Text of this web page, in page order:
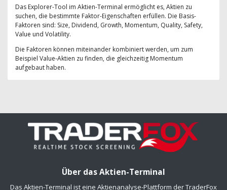
Das Explorer-Tool im Aktien-Terminal ermöglicht es, Aktien zu
suchen, die bestimmte Faktor-Eigenschaften erfüllen. Die Basis-
Faktoren sind: Size, Dividend, Growth, Momentum, Quality, Safety,
Value und Volatility.
Die Faktoren können miteinander kombiniert werden, um zum
Beispiel Value-Aktien zu finden, die gleichzeitig Momentum
aufgebaut haben.
Über das Aktien-Terminal
Das Aktien-Terminal ist eine Aktienanalyse-Plattform der TraderFox